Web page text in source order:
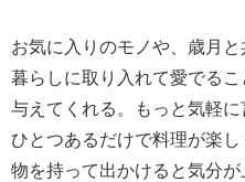
お気に入りのモノや、歳月
暮らしに取り入れて愛でる
与えてくれる。もっと気軽
ひとつあるだけで料理が楽
物を持って出かけると気分